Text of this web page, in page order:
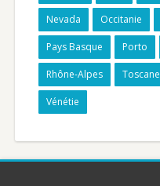
Nevada Occitanie
Pays Basque Porto
Rhône-Alpes Toscane
Vénétie